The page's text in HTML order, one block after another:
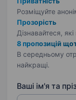
Розміщуйте
Прозорість
Дізнавайтеся,
8 пропозицій
В середньому
найкращі.
Ваші ім'я та